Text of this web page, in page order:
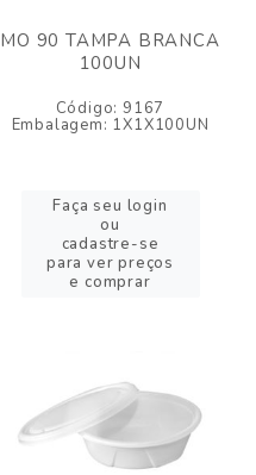
MO 90 TAMPA BRANCA
100UN
Código: 9167
Embalagem: 1X1X100UN
Faça seu login
ou
cadastre-se
para ver preços
e comprar